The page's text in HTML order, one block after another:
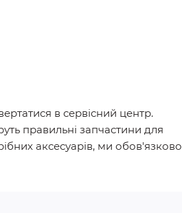
в сервісний центр.
правильні запчастини для
аксесуарів, ми обов'язково